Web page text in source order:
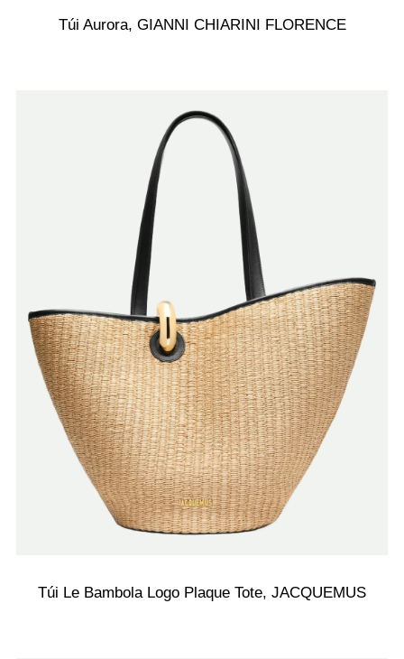
Túi Aurora, GIANNI CHIARINI FLORENCE
Túi Le Bambola Logo Plaque Tote, JACQUEMUS